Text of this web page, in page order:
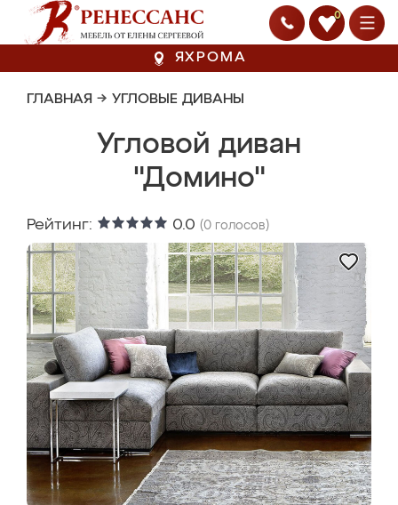
0
ЯХРОМА
ГЛАВНАЯ → УГЛОВЫЕ ДИВАНЫ
Угловой диван
"Домино"
Рейтинг: 0.0 (0 голосов)